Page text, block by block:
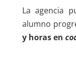
La agencia
alumno
y horas en